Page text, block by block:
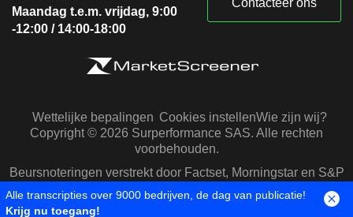
Maandag t.e.m. vrijdag, 9:00
-12:00 / 14:00-18:00
Wettelijke bepalingen Cookies instellenWie zijn wij?
Copyright © 2026 Surperformance SAS. Alle rechten
voorbehouden.
Beursnoteringen verstrekt door Factset, Morningstar en S&P
Capital IQ
Alle transcripties over 9000 bedrijven, de dag van publicatie!
Krijg nu toegang!